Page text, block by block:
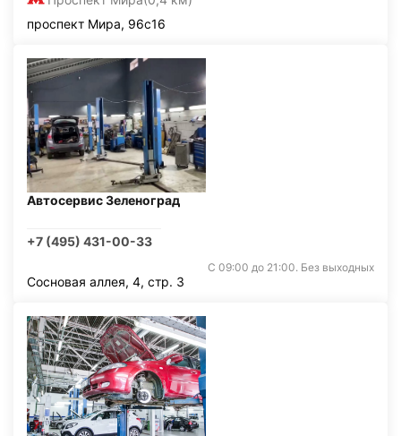
проспект Мира, 96с16
Автосервис Зеленоград
+7 (495) 431-00-33
С 09:00 до 21:00. Без выходных
Сосновая аллея, 4, стр. 3